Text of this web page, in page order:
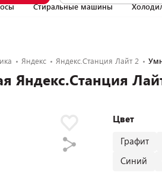
Стиральные машины
Яндекс Яндекс.Станция Лайт 2
Яндекс.Станция
Цвет
Графит
Синий